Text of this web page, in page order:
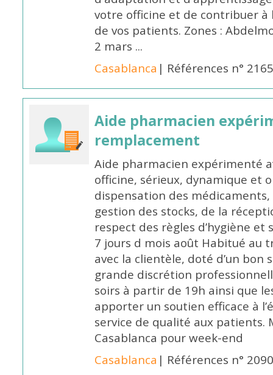
votre officine et de contribuer
de vos patients. Zones :
2 mars ...
Casablanca | Références n°
Aide pharmacien
remplacement
Aide pharmacien expérimenté
officine, sérieux, dynamique et
dispensation des
gestion des stocks, de la
respect des règles d’hygiène
7 jours d mois août Habitué au
avec la clientèle, doté d’un bon
grande discrétion
soirs à partir de 19h ainsi que
apporter un soutien efficace à
service de qualité aux patients.
Casablanca pour week-end
Casablanca | Références n°